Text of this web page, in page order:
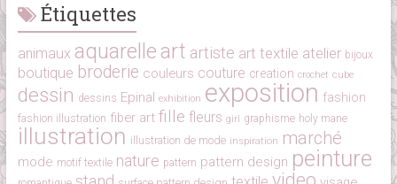
Étiquettes
animaux aquarelle art artiste art textile atelier bijoux
boutique broderie couleurs couture creation crochet cube
dessin dessins Epinal exhibition exposition fashion
fashion illustration fiber art fille fleurs girl graphisme holy mane
illustration illustration de mode inspiration marché
mode motif textile nature pattern pattern design peinture